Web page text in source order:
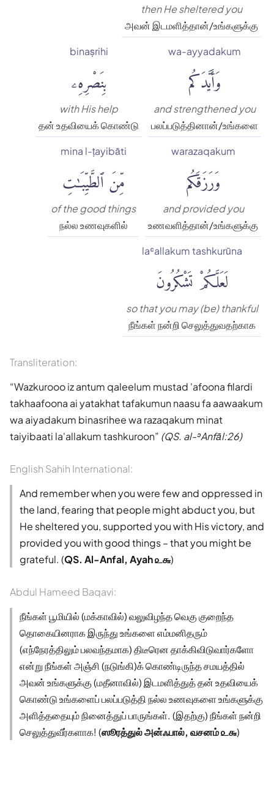
then He sheltered you
அவன் இடமளித்தான்/உங்களுக்கு
wa-ayyadakum
وَأَيَّدَكُم
and strengthened you
பலப்படுத்தினான்/உங்களை
binaṣrihi
بِنَصْرِهِۦ
with His help
தன் உதவியைக் கொண்டு
warazaqakum
وَرَزَقَكُم
and provided you
உணவளித்தான்/உங்களுக்கு
mina l-ṭayibāti
مِّنَ ٱلطَّيِّبَٰتِ
of the good things
நல்ல உணவுகளில்
laʿallakum tashkurūna
لَعَلَّكُمْ تَشْكُرُونَ
so that you may (be) thankful
நீங்கள் நன்றி செலுத்துவதற்காக
Transliteration:
Wazkurooo iz antum qaleelum mustad 'afoona filardi
takhaafoona ai yatakhat tafakumun naasu fa aawaakum
wa aiyadakum binasrihee wa razaqakum minat
taiyibaati la'allakum tashkuroon (QS. al-ʾAnfāl:26)
English Sahih International:
And remember when you were few and oppressed in
the land, fearing that people might abduct you, but
He sheltered you, supported you with His victory, and
provided you with good things – that you might be
grateful. (QS. Al-Anfal, Ayah ௨௬)
Abdul Hameed Baqavi:
நீங்கள் பூமியில் (மக்காவில்) வலுவிழந்த வெகு குறைந்த
தொகையினராக இருந்து உங்களை எம்மனிதரும்
(எந்நேரத்திலும் பலவந்தமாக) திடீரென தாக்கிவிடுவார்களோ
என்று நீங்கள் அஞ்சி (நடுங்கி)க் கொண்டிருந்த சமயத்தில்
அவன் உங்களுக்கு (மதீனாவில்) இடமளித்துத் தன் உதவியைக்
கொண்டு உங்களைப் பலப்படுத்தி நல்ல உணவுகளை உங்களுக்கு
அளித்ததையும் நினைத்துப் பாருங்கள். (இதற்கு) நீங்கள் நன்றி
செலுத்துவீர்களாக! (ஸூரத்துல் அன்ஃபால், வசனம் ௨௬)